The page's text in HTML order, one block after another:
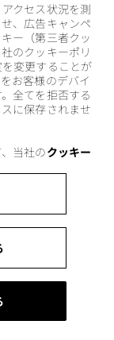
クセス状況を測
、広告キャンペ
ー（第三者クッ
のクッキーポリ
変更することが
お客様のデバイ
全てを拒否する
に保存されませ
当社のクッキー